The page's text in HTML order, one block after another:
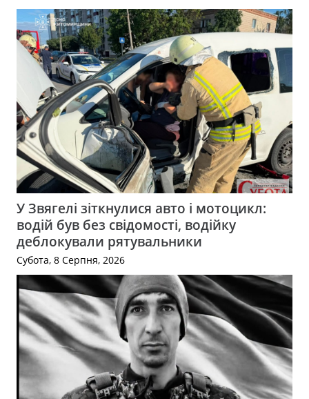
У Звягелі зіткнулися авто і мотоцикл:
водій був без свідомості, водійку
деблокували рятувальники
Субота, 8 Серпня, 2026